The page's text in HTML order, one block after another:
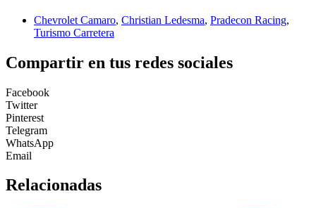
Chevrolet Camaro, Christian Ledesma, Pradecon Racing,
Turismo Carretera
Compartir en tus redes sociales
Facebook
Twitter
Pinterest
Telegram
WhatsApp
Email
Relacionadas